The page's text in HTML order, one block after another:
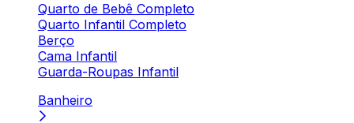
Quarto de Bebê Completo
Quarto Infantil Completo
Berço
Cama Infantil
Guarda-Roupas Infantil
Banheiro